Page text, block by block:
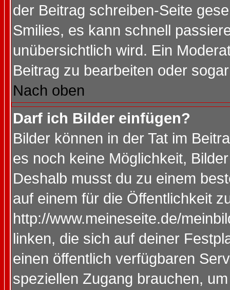
der Beitrag schreiben-Seite
Smilies, es kann schnell
unübersichtlich wird. Ein
Beitrag zu bearbeiten oder
Nach oben
Darf ich Bilder einfügen?
Bilder können in der Tat im
es noch keine Möglichkeit,
Deshalb musst du zu einem
auf einem für die Öffentlichkeit
http://www.meineseite.de/
linken, die sich auf deiner
einen öffentlich verfügbaren
speziellen Zugang brauchen,